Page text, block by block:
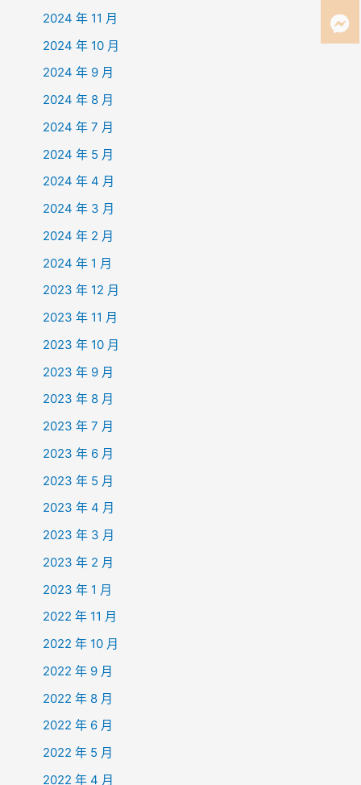
2024 年 11 月
2024 年 10 月
2024 年 9 月
2024 年 8 月
2024 年 7 月
2024 年 5 月
2024 年 4 月
2024 年 3 月
2024 年 2 月
2024 年 1 月
2023 年 12 月
2023 年 11 月
2023 年 10 月
2023 年 9 月
2023 年 8 月
2023 年 7 月
2023 年 6 月
2023 年 5 月
2023 年 4 月
2023 年 3 月
2023 年 2 月
2023 年 1 月
2022 年 11 月
2022 年 10 月
2022 年 9 月
2022 年 8 月
2022 年 6 月
2022 年 5 月
2022 年 4 月